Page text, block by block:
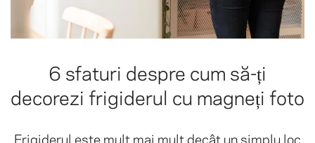
6 sfaturi despre cum să-ți
decorezi frigiderul cu magneți foto
Frigiderul este mult mai mult decât un simplu loc